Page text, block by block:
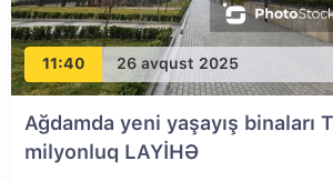
11:40 26 avqust 2025
Ağdamda yeni yaşayış binaları
milyonluq LAYİHƏ